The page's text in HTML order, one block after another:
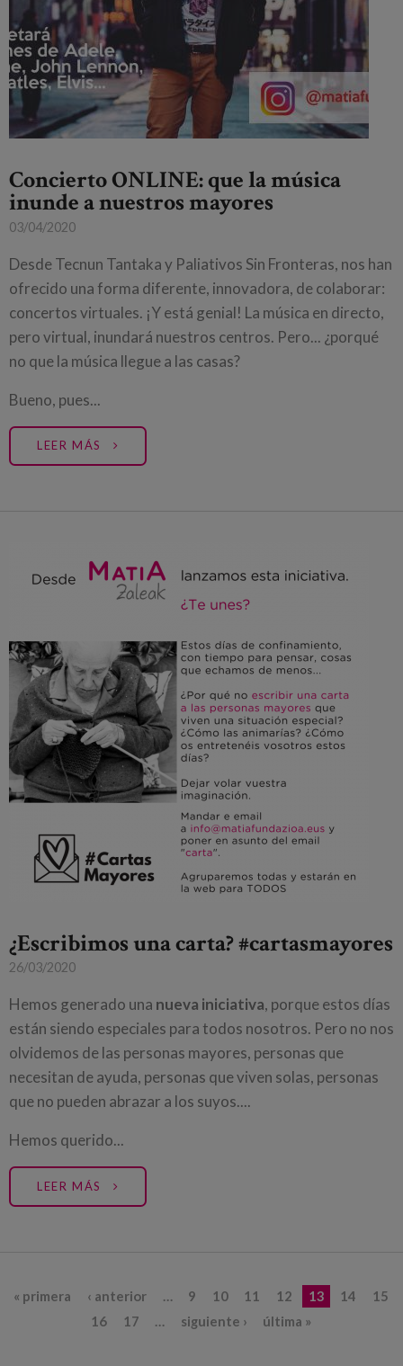
Concierto ONLINE: que la música
inunde a nuestros mayores
03/04/2020
Desde Tecnun Tantaka y Paliativos Sin Fronteras, nos han
ofrecido una forma diferente, innovadora, de colaborar:
concertos virtuales. ¡Y está genial! La música en directo,
pero virtual, inundará nuestros centros. Pero... ¿porqué
no que la música llegue a las casas?
Bueno, pues...
LEER MÁS
¿Escribimos una carta? #cartasmayores
26/03/2020
Hemos generado una nueva iniciativa, porque estos días
están siendo especiales para todos nosotros. Pero no nos
olvidemos de las personas mayores, personas que
necesitan de ayuda, personas que viven solas, personas
que no pueden abrazar a los suyos....
Hemos querido...
LEER MÁS
Páginas
« primera ‹ anterior … 9 10 11 12 13 14
15
16
17 … siguiente › última »